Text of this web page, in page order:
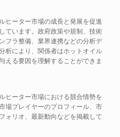
ヒーター市場の成長と発展を促進
ています。政府政策や規制、技術
フラ整備、業界連携などの分析デ
析により、関係者はホットオイル
える要因を理解することができま
ヒーター市場における競合情勢を
場プレイヤーのプロフィール、市
ォリオ、最新動向などを掲載して